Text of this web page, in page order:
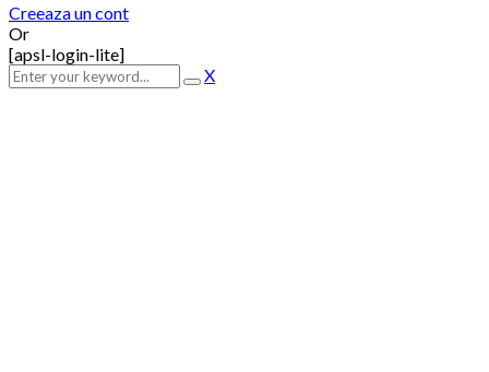
Creeaza un cont
Or
[apsl-login-lite]
X